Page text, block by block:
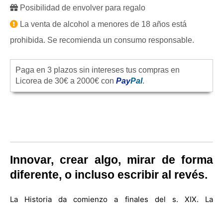
Posibilidad de envolver para regalo
La venta de alcohol a menores de 18 años está
prohibida. Se recomienda un consumo responsable.
Paga en 3 plazos sin intereses tus compras en
Licorea de 30€ a 2000€ con PayPal.
Innovar, crear algo, mirar de forma
diferente, o incluso escribir al revés.
La Historia da comienzo a finales del s. XIX. La